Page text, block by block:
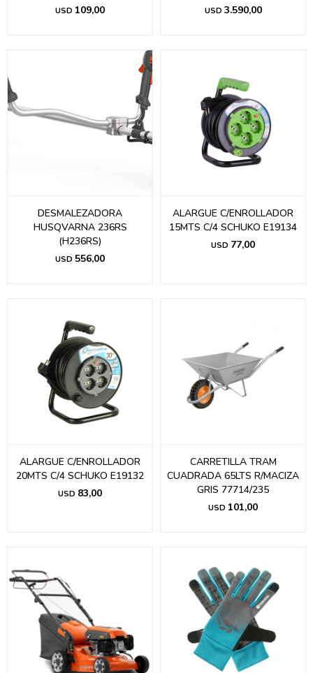
USD 109,00 USD 3.590,00
DESMALEZADORA
HUSQVARNA 236RS
(H236RS)
USD 556,00
ALARGUE C/ENROLLADOR
15MTS C/4 SCHUKO E19134
USD 77,00
ALARGUE C/ENROLLADOR
20MTS C/4 SCHUKO E19132
USD 83,00
CARRETILLA TRAM
CUADRADA 65LTS R/MACIZA
GRIS 77714/235
USD 101,00